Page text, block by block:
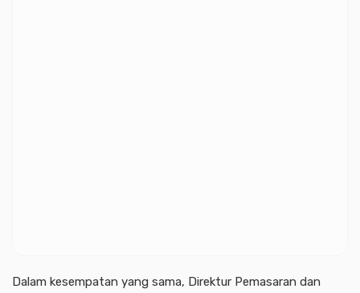
Dalam kesempatan yang sama, Direktur Pemasaran dan